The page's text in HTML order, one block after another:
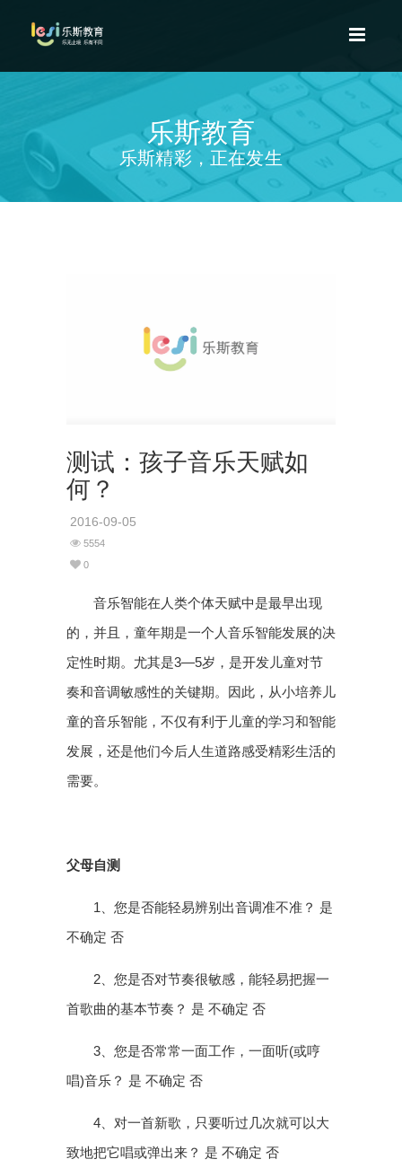
乐斯教育
乐斯精彩，正在发生
测试：孩子音乐天赋如
何？
2016-09-05
5554
0
音乐智能在人类个体天赋中是最早出现
的，并且，童年期是一个人音乐智能发展的决
定性时期。尤其是3—5岁，是开发儿童对节
奏和音调敏感性的关键期。因此，从小培养儿
童的音乐智能，不仅有利于儿童的学习和智能
发展，还是他们今后人生道路感受精彩生活的
需要。
父母自测
1、您是否能轻易辨别出音调准不准？ 是
不确定 否
2、您是否对节奏很敏感，能轻易把握一
首歌曲的基本节奏？ 是 不确定 否
3、您是否常常一面工作，一面听(或哼
唱)音乐？ 是 不确定 否
4、对一首新歌，只要听过几次就可以大
致地把它唱或弹出来？ 是 不确定 否